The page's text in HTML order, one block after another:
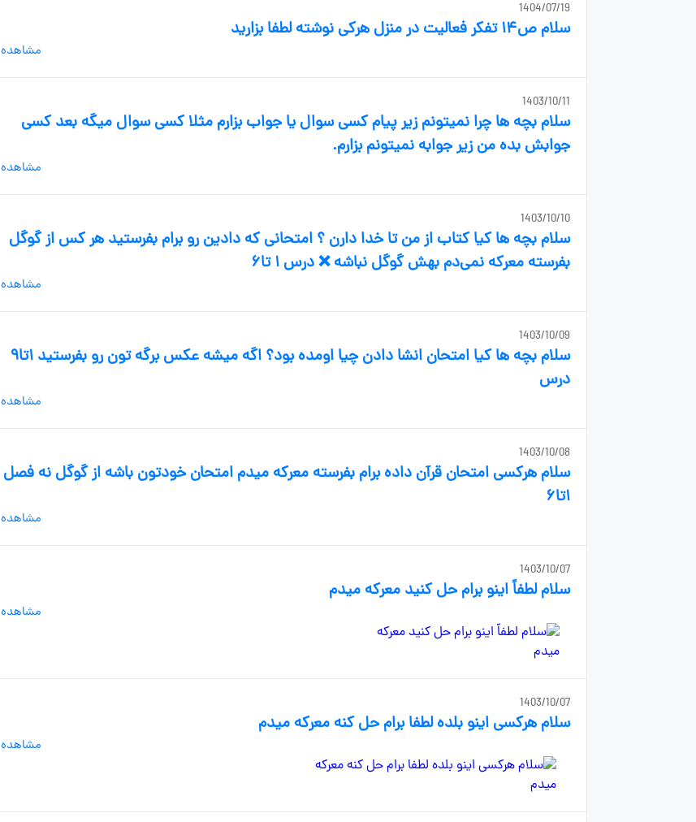
1404/07/19
سلام ص۱۴ تفکر فعالیت در منزل هرکی نوشته لطفا بزارید
مشاهده
1403/10/11
سلام بچه ها چرا نمیتونم زیر پیام کسی سوال یا جواب بزارم مثلا کسی سوال میگه بعد کسی
جوابش بده من زیر جوابه نمیتونم بزارم.
مشاهده
1403/10/10
سلام بچه ها کیا کتاب از من تا خدا دارن ؟ امتحانی که دادین رو برام بفرستید هر کس از گوگل
بفرسته معرکه نمی‌دم بهش گوگل نباشه ❌ درس ۱ تا۶
مشاهده
1403/10/09
سلام بچه ها کیا امتحان انشا دادن چیا اومده بود؟ اگه میشه عکس برگه تون رو بفرستید ۱تا۹
درس
مشاهده
1403/10/08
سلام هرکسی امتحان قرآن داده برام بفرسته معرکه میدم امتحان خودتون باشه از گوگل نه فصل
۱تا۶
مشاهده
1403/10/07
سلام لطفاً اینو برام حل کنید معرکه میدم
مشاهده
1403/10/07
سلام هرکسی اینو بلده لطفا برام حل کنه معرکه میدم
مشاهده